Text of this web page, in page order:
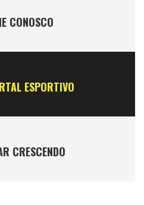
CONOSCO
ESPORTIVO
CRESCENDO